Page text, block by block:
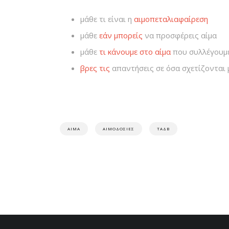
μάθε τι είναι η αιμοπεταλιαφαίρεση
μάθε εάν μπορείς να προσφέρεις αίμα
μάθε τι κάνουμε στο αίμα που
βρες τις απαντήσεις σε όσα σχετίζονται
ΑΊΜΑ ΑΙΜΟΔΟΣΊΕΣ ΤΑΔΒ